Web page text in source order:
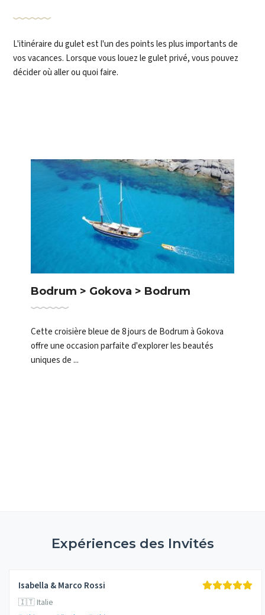
L'itinéraire du gulet est l'un des points les plus importants de
vos vacances. Lorsque vous louez le gulet privé, vous pouvez
décider où aller ou quoi faire.
Bodrum > Gokova > Bodrum
Cette croisière bleue de 8 jours de Bodrum à Gokova
offre une occasion parfaite d'explorer les beautés
uniques de ...
Expériences des Invités
Isabella & Marco Rossi
🇮🇹 Italie